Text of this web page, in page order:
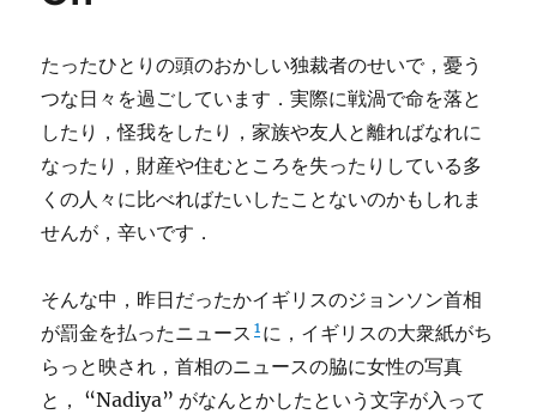
たったひとりの頭のおかしい独裁者のせいで，憂う
つな日々を過ごしています．実際に戦渦で命を落と
したり，怪我をしたり，家族や友人と離ればなれに
なったり，財産や住むところを失ったりしている多
くの人々に比べればたいしたことないのかもしれま
せんが，辛いです．
そんな中，昨日だったかイギリスのジョンソン首相
が罰金を払ったニュース 1 に，イギリスの大衆紙がち
らっと映され，首相のニュースの脇に女性の写真
と， “Nadiya” がなんとかしたという文字が入って